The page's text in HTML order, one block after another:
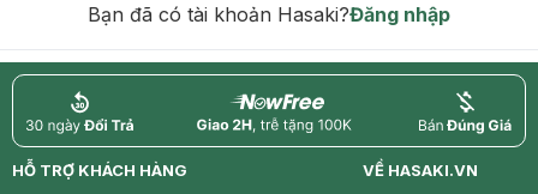
Bạn đã có tài khoản Hasaki?Đăng nhập
return nowfree price
HỖ TRỢ KHÁCH HÀNG
VỀ HASAKI.VN